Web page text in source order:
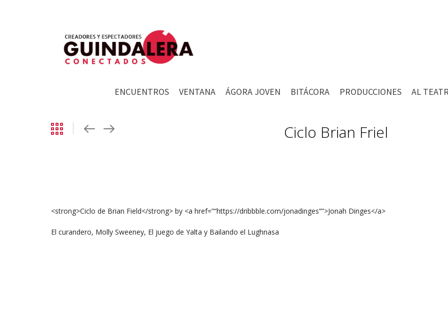
ENCUENTROS VENTANA ÁGORA JOVEN BITÁCORA PRODUCCIONES AL
Ciclo Brian Friel
<strong>Ciclo de Brian Field</strong> by <a href=”“https://dribbble.com/jonadinges””>Jonah Dinges</a>
El curandero, Molly Sweeney, El juego de Yalta y Bailando el Lughnasa